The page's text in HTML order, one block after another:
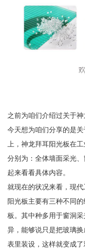
之前为咱们介绍过关于
今天想为咱们分享的是
上，神龙拜耳阳光板在
分别为：全体墙面采光
起来看看具体内容。
就现在的状况来看，现
阳光板主要有三种不同
板。其中种多用于窗洞
异，能够说只是把玻璃
表里装设，这样就变成